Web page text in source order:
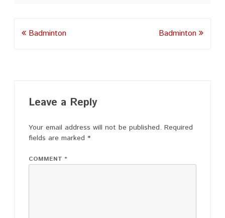
PostBadminton Badminton
Leave a Reply
Your email address will not be published. Required
fields are marked *
COMMENT *